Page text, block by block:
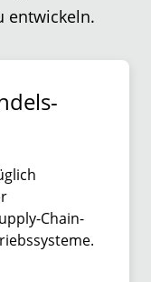
entwickeln.
Chain-